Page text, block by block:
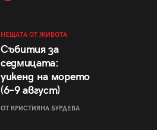
НЕЩАТА ОТ ЖИВОТА
Събития за
седмицата:
уикенд на морето
(6–9 август)
ОТ КРИСТИЯНА БУРДЕВА